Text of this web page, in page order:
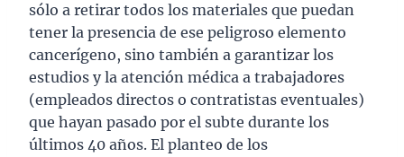
sólo a retirar todos los materiales que puedan
tener la presencia de ese peligroso elemento
cancerígeno, sino también a garantizar los
estudios y la atención médica a trabajadores
(empleados directos o contratistas eventuales)
que hayan pasado por el subte durante los
últimos 40 años. El planteo de los